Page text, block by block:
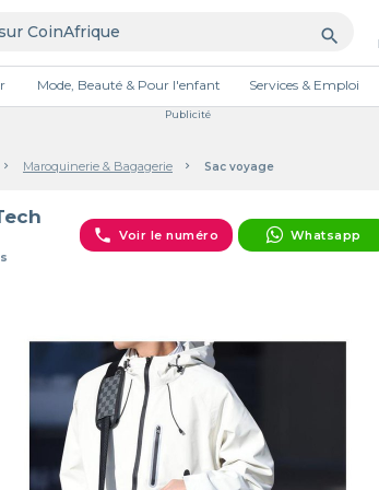
search
Mode, Beauté & Pour l'enfant Services & Emploi
Publicité
Maroquinerie & Bagagerie Sac voyage
phone Voir le numéro Whatsapp